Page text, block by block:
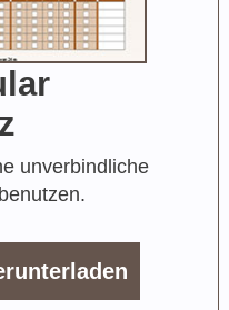
unverbindliche